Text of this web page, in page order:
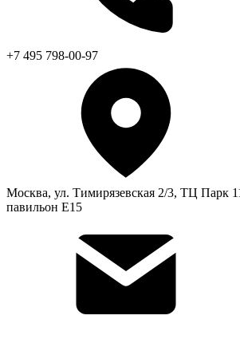
+7 495 798-00-97
Москва, ул. Тимирязевская 2/3, ТЦ Парк
павильон Е15